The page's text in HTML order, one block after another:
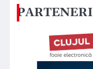
PARTENERI